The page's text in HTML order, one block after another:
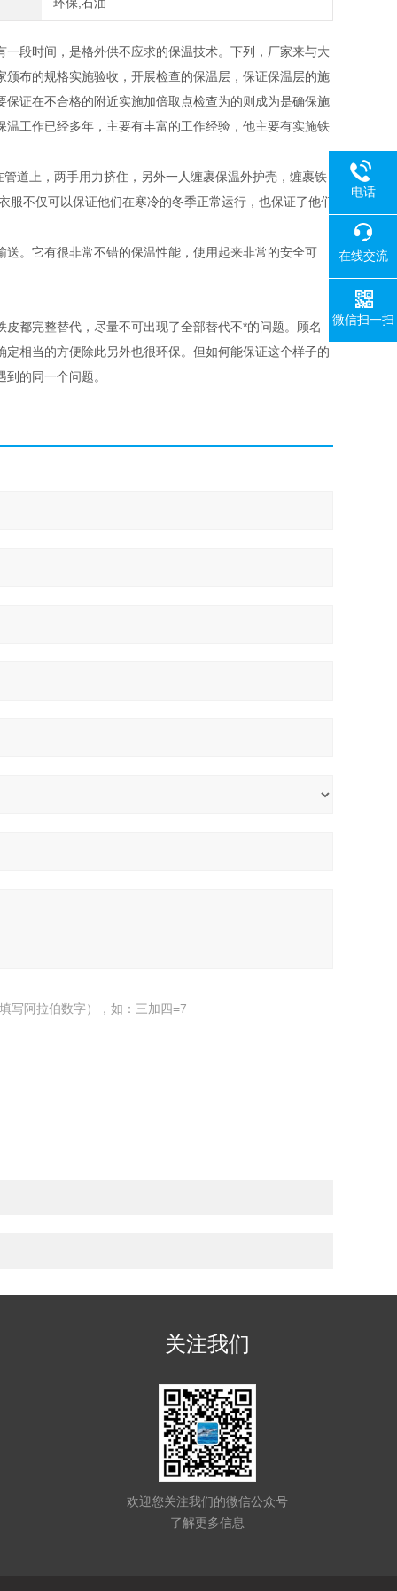
段时间，是格外供不应求的保温技术。下列，厂家来与大
布的规格实施验收，开展检查的保温层，保证保温层的施
证在不合格的附近实施加倍取点检查为的则成为是确保施
工作已经多年，主要有丰富的工作经验，他主要有实施铁
道上，两手用力挤住，另外一人缠裹保温外护壳，缠裹铁
不仅可以保证他们在寒冷的冬季正常运行，也保证了他们
。它有很非常不错的保温性能，使用起来非常的安全可
都完整替代，尽量不可出现了全部替代不*的问题。顾名
相当的方便除此另外也很环保。但如何能保证这个样子的
的同一个问题。
写阿拉伯数字），如：三加四=7
关注我们
欢迎您关注我们的微信公众号
了解更多信息
电话
在线交流
微信扫一扫